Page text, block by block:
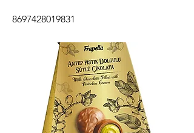
8697428019831